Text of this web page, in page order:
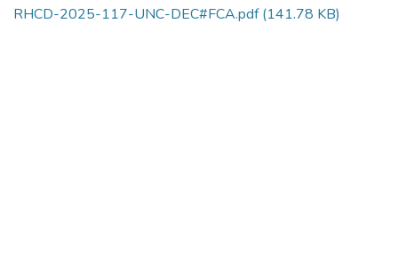
RHCD-2025-117-UNC-DEC#FCA.pdf(141.78 KB)